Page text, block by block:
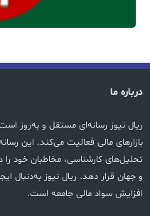
درباره ما
ریال نیوز رسانه‌ای مستقل و به‌روز است
بازارهای مالی فعالیت می‌کند. این
تحلیل‌های کارشناسی، مخاطبان خود را
و جهان قرار دهد. ریال نیوز به‌دنبال
افزایش سواد مالی جامعه است.